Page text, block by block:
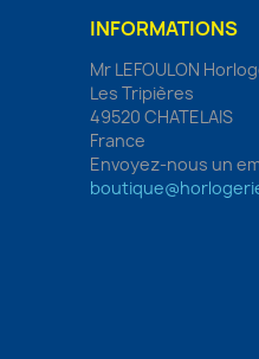
INFORMATIONS
Mr LEFOULON
Les Tripières
49520 CHATELAIS
France
Envoyez-nous un